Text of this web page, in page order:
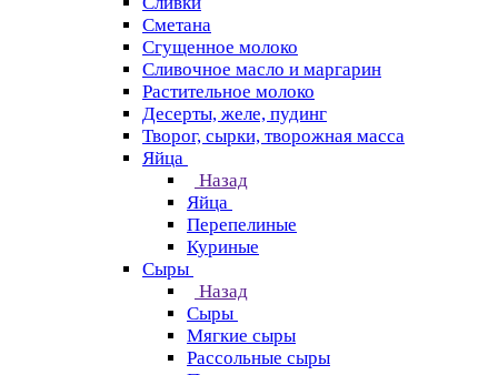
Сметана
Сгущенное молоко
Сливочное масло и маргарин
Растительное молоко
Десерты, желе, пудинг
Творог, сырки, творожная масса
Яйца
Назад
Яйца
Перепелиные
Куриные
Сыры
Назад
Сыры
Мягкие сыры
Рассольные сыры